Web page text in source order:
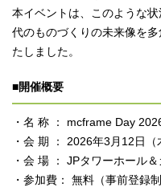
本イベントは、このような
代のものづくりの未来像を
たしました。
■開催概要
・名 称 ： mcframe Day
・会 期 ： 2026年3月12日
・会 場 ： JPタワーホール
・参加費： 無料（事前登録制